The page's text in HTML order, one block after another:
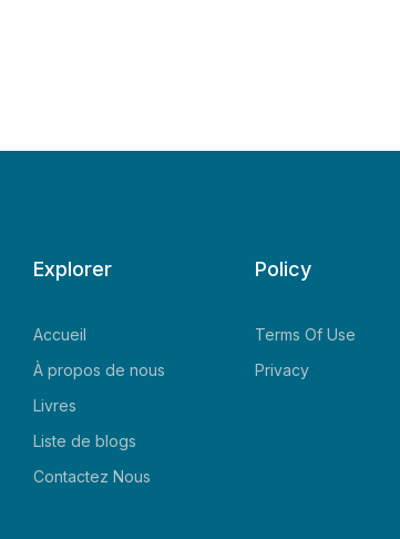
Explorer
Accueil
À propos de nous
Livres
Liste de blogs
Contactez Nous
Policy
Terms Of Use
Privacy